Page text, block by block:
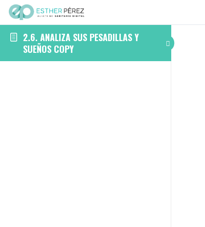
2.6. ANALIZA SUS PESADILLAS Y
SUEÑOS COPY